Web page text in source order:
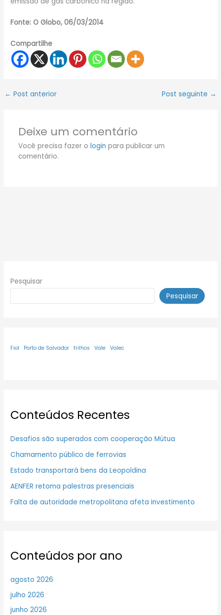
Fonte: O Globo, 06/03/2014
Compartilhe
← Post anterior Post seguinte →
Deixe um comentário
Você precisa fazer o login para publicar um
comentário.
Pesquisar
Pesquisar
Fiol Porto de Salvador trilhos Vale Valec
Conteúdos Recentes
Desafios são superados com cooperação Mútua
Chamamento público de ferrovias
Estado transportará bens da Leopoldina
AENFER retoma palestras presenciais
Falta de autoridade metropolitana afeta investimento
Conteúdos por ano
agosto 2026
julho 2026
junho 2026